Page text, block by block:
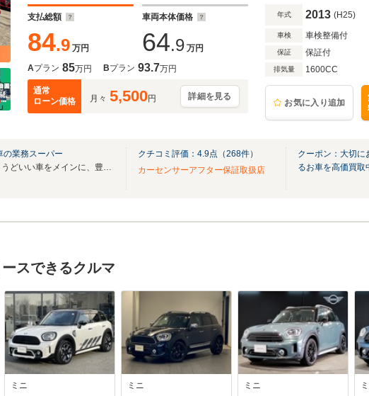
1600ccターボ 車検 2年付
支払総額
84.9 万円
車両本体価格
64.9 万円
Aプラン 85万円 Bプラン 93.7万円
通常
ローン価格
月々 5,500円 詳細を見る
年式 2013 (H25)
車検 車検整備付
保証 保証付
排気量 1600CC
お気に入り追加
業務スーパー
お客様にとって割安でちょうどいい車をメインに、豊富な車両をご用意しております！
クチコミ評価： 4.9点（268件）
カーセンサーアフター保証取扱店
クーポン：大切に
るお車を高価買取
スできるクルマ
ミニ ミニ ミニ